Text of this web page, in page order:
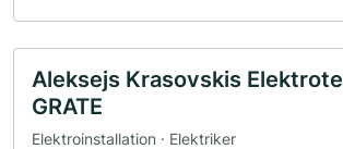
Aleksejs Krasovskis
GRATE
Elektroinstallation · Elektriker